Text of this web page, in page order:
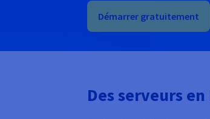
Démarrer gratuitement
Des serveurs